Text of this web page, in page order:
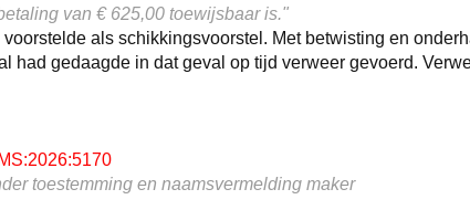
van € 625,00 toewijsbaar is."
voorstelde als schikkingsvoorstel. Met betwisting en
had gedaagde in dat geval op tijd verweer gevoerd.
toestemming en naamsvermelding maker